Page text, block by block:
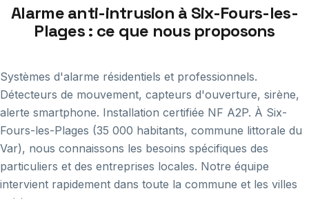
Alarme anti-intrusion à Six-Fours-les-
Plages : ce que nous proposons
Systèmes d'alarme résidentiels et professionnels.
Détecteurs de mouvement, capteurs d'ouverture, sirène,
alerte smartphone. Installation certifiée NF A2P. À Six-
Fours-les-Plages (35 000 habitants, commune littorale du
Var), nous connaissons les besoins spécifiques des
particuliers et des entreprises locales. Notre équipe
intervient rapidement dans toute la commune et les villes